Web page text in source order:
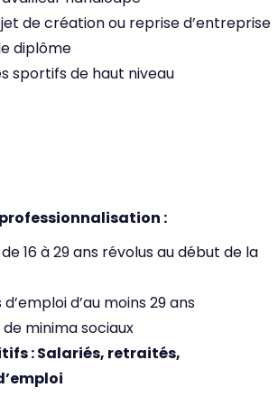
de création ou reprise d’entreprise
diplôme
sportifs de haut niveau
:
16 à 29 ans révolus au début de la
d’au moins 29 ans
minima sociaux
: Salariés, retraités,